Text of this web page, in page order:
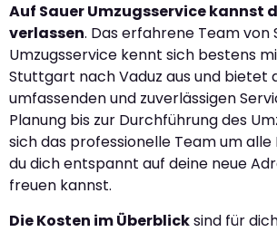
Auf Sauer Umzugsservice kannst
verlassen. Das erfahrene Team von
Umzugsservice kennt sich bestens
Stuttgart nach Vaduz aus und bietet
umfassenden und zuverlässigen
Planung bis zur Durchführung des
sich das professionelle Team um alle
du dich entspannt auf deine neue
freuen kannst.
Die Kosten im Überblicksind für